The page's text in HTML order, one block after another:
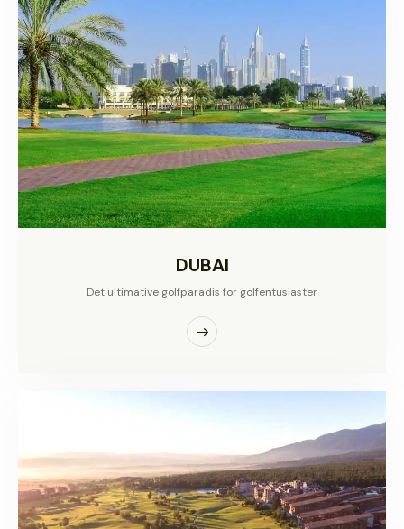
DUBAI
Det ultimative golfparadis for golfentusiaster